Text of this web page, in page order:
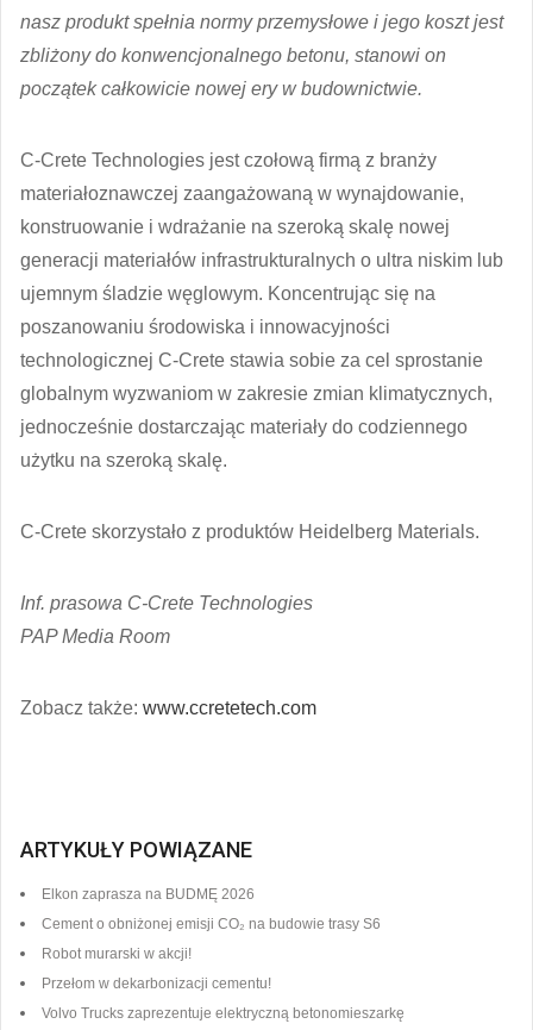
nasz produkt spełnia normy przemysłowe i jego koszt jest
zbliżony do konwencjonalnego betonu, stanowi on
początek całkowicie nowej ery w budownictwie.
C-Crete Technologies jest czołową firmą z branży
materiałoznawczej zaangażowaną w wynajdowanie,
konstruowanie i wdrażanie na szeroką skalę nowej
generacji materiałów infrastrukturalnych o ultra niskim lub
ujemnym śladzie węglowym. Koncentrując się na
poszanowaniu środowiska i innowacyjności
technologicznej C-Crete stawia sobie za cel sprostanie
globalnym wyzwaniom w zakresie zmian klimatycznych,
jednocześnie dostarczając materiały do codziennego
użytku na szeroką skalę.
C-Crete skorzystało z produktów Heidelberg Materials.
Inf. prasowa C-Crete Technologies
PAP Media Room
Zobacz także: www.ccretetech.com
ARTYKUŁY POWIĄZANE
Elkon zaprasza na BUDMĘ 2026
Cement o obniżonej emisji CO₂ na budowie trasy S6
Robot murarski w akcji!
Przełom w dekarbonizacji cementu!
Volvo Trucks zaprezentuje elektryczną betonomieszarkę